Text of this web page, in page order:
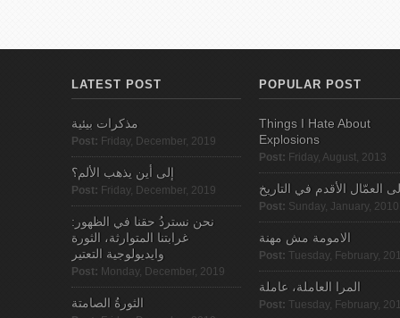
LATEST POST
مذكرات بيئية
Post: Friday, December, 2019
إلى أين يذهب الألم؟
Post: Friday, December, 2019
نحن نستردُ حقنا في الظهور:
غرابتنا المتوارثة، الثورة
وايديولوجية التعتير
Post: Monday, December, 2019
الثورةُ الصامتة
POPULAR POST
Things I Hate About
Explosions
Post: Friday, August, 2013
العمّال الأقدم في التاريخ
Post: Sunday, January, 2010
الامومة مش مهنة
Post: Tuesday, February,
المرا العاملة، عاملة
Post: Tuesday, February,